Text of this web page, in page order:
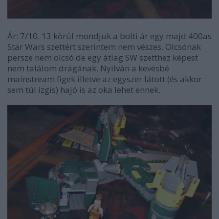
Ár: 7/10. 13 körül mondjuk a bolti ár egy majd 400as
Star Wars szettért szerintem nem vészes. Olcsónak
persze nem olcsó de egy átlag SW szetthez képest
nem találom drágának. Nyilván a kevésbé
mainstream figek illetve az egyszer látott (és akkor
sem túl izgis) hajó is az oka lehet ennek.